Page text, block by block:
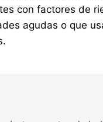
con factores de
agudas o que